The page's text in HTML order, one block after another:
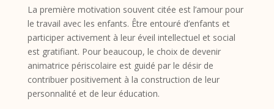
La première motivation souvent citée est l’amour pour
le travail avec les enfants. Être entouré d’enfants et
participer activement à leur éveil intellectuel et social
est gratifiant. Pour beaucoup, le choix de devenir
animatrice périscolaire est guidé par le désir de
contribuer positivement à la construction de leur
personnalité et de leur éducation.